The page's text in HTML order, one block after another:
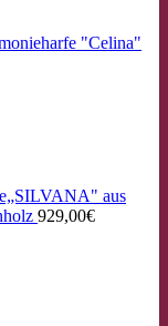
"Celina"
aus
929,00€